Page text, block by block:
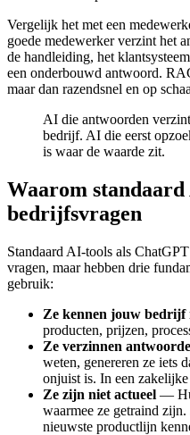
Vergelijk het met een
goede medewerker verzint het
de handleiding, het
een onderbouwd antwoord.
maar dan razendsnel en op
AI die antwoorden
bedrijf. AI die eerst
is waar de waarde zit.
Waarom
bedrijfsvragen
Standaard AI-tools als
vragen, maar hebben drie
gebruik:
Ze kennen jouw bedrijf
producten, prijzen,
Ze verzinnen
weten, genereren ze iets
onjuist is. In een
Ze zijn niet actueel —
waarmee ze getraind
nieuwste productlijn